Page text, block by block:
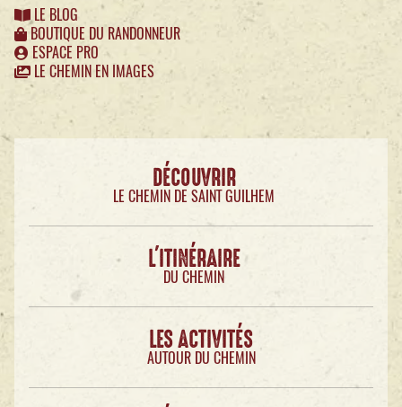
LE BLOG
BOUTIQUE DU RANDONNEUR
ESPACE PRO
LE CHEMIN EN IMAGES
DÉCOUVRIR
LE CHEMIN DE SAINT GUILHEM
L'ITINÉRAIRE
DU CHEMIN
LES ACTIVITÉS
AUTOUR DU CHEMIN